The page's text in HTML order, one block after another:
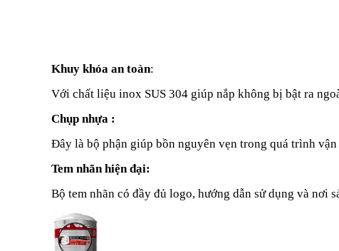
Khuy khóa an toàn:
Với chất liệu inox SUS 304 giúp nắp không bị bật ra
Chụp nhựa :
Đây là bộ phận giúp bồn nguyên vẹn trong quá trình
Tem nhãn hiện đại:
Bộ tem nhãn có đầy đủ logo, hướng dẫn sử dụng và nơi